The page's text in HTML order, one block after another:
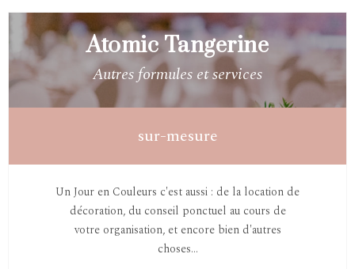
Atomic Tangerine
Autres formules et services
sur-mesure
Un Jour en Couleurs c'est aussi : de la location de
décoration, du conseil ponctuel au cours de
votre organisation, et encore bien d'autres
choses...